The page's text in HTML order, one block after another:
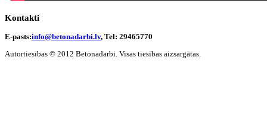
Kontakti
E-pasts:info@betonadarbi.lv, Tel: 29465770
Autortiesības © 2012 Betonadarbi. Visas tiesības aizsargātas.